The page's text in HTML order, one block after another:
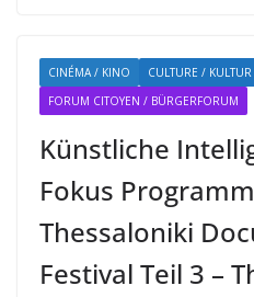
CINÉMA / KINO
CULTURE / KULTUR
FORUM CITOYEN / BÜRGERFORUM
Künstliche
Fokus
Thessaloniki
Festival Teil 3 –